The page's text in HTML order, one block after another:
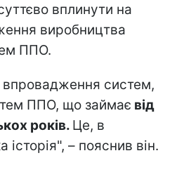
вплинути на
виробництва
ППО.
впровадження систем,
ППО, що займає від
років. Це, в
історія", – пояснив він.